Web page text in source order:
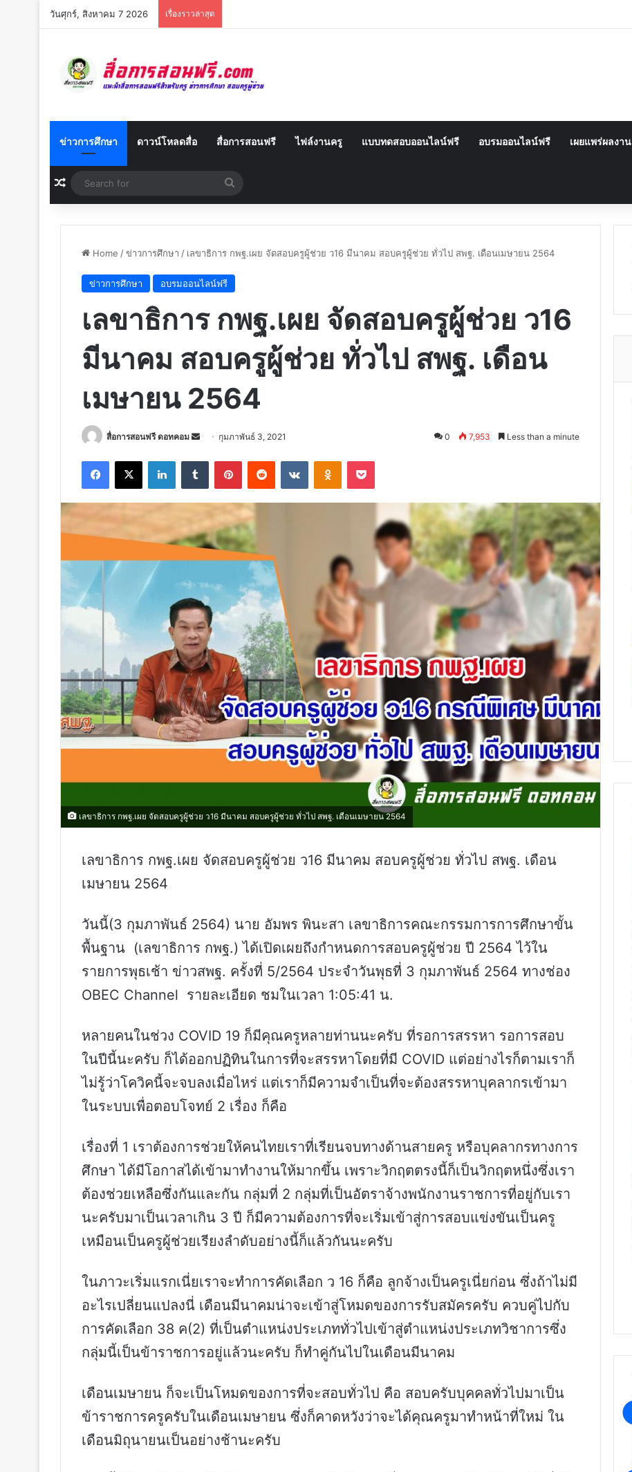
วันศุกร์, สิงหาคม 7 2026 เรื่องราวล่าสุด
ข่าวการศึกษา ดาวน์โหลดสื่อ สื่อการสอนฟรี ไฟล์งานครู แบบทดสอบออนไลน์ฟรี อบรมออนไลน์ฟรี เผยแพร่ผลงาน
Random Article
for
Home /ข่าวการศึกษา / เลขาธิการ กพฐ.เผย จัดสอบครูผู้ช่วย ว16 มีนาคม สอบครูผู้ช่วย ทั่วไป สพฐ. เดือนเมษายน 2564
ข่าวการศึกษา อบรมออนไลน์ฟรี
เลขาธิการ กพฐ.เผย จัดสอบครูผู้ช่วย ว16
มีนาคม สอบครูผู้ช่วย ทั่วไป สพฐ. เดือน
เมษายน 2564
สื่อการสอนฟรี ดอทคอม
Send กุมภาพันธ์ 3, 2021 0 7,953 Less than a minute
Facebook
X LinkedInTumblr PinterestReddit VKontakteOdnoklassniki
Pocket
เลขาธิการ กพฐ.เผย จัดสอบครูผู้ช่วย ว16 มีนาคม สอบครูผู้ช่วย ทั่วไป สพฐ. เดือนเมษายน 2564
เลขาธิการ กพฐ.เผย จัดสอบครูผู้ช่วย ว16 มีนาคม สอบครูผู้ช่วย ทั่วไป สพฐ. เดือน
เมษายน 2564
วันนี้(3 กุมภาพันธ์ 2564) นาย อัมพร พินะสา เลขาธิการคณะกรรมการการศึกษาขั้น
พื้นฐาน (เลขาธิการ กพฐ.) ได้เปิดเผยถึงกำหนดการสอบครูผู้ช่วย ปี 2564 ไว้ใน
รายการพุธเช้า ข่าวสพฐ. ครั้งที่ 5/2564 ประจำวันพุธที่ 3 กุมภาพันธ์ 2564 ทางช่อง
OBEC Channel รายละเอียด ชมในเวลา 1:05:41 น.
หลายคนในช่วง COVID 19 ก็มีคุณครูหลายท่านนะครับ ที่รอการสรรหา รอการสอบ
ในปีนี้นะครับ ก็ได้ออกปฏิทินในการที่จะสรรหาโดยที่มี COVID แต่อย่างไรก็ตามเราก็
ไม่รู้ว่าโควิคนี้จะจบลงเมื่อไหร่ แต่เราก็มีความจำเป็นที่จะต้องสรรหาบุคลากรเข้ามา
ในระบบเพื่อตอบโจทย์ 2 เรื่อง ก็คือ
เรื่องที่ 1 เราต้องการช่วยให้คนไทยเราที่เรียนจบทางด้านสายครู หรือบุคลากรทางการ
ศึกษา ได้มีโอกาสได้เข้ามาทำงานให้มากขึ้น เพราะวิกฤตตรงนี้ก็เป็นวิกฤตหนึ่งซึ่งเรา
ต้องช่วยเหลือซึ่งกันและกัน กลุ่มที่ 2 กลุ่มที่เป็นอัตราจ้างพนักงานราชการที่อยู่กับเรา
นะครับมาเป็นเวลาเกิน 3 ปี ก็มีความต้องการที่จะเริ่มเข้าสู่การสอบแข่งขันเป็นครู
เหมือนเป็นครูผู้ช่วยเรียงลำดับอย่างนี้ก็แล้วกันนะครับ
ในภาวะเริ่มแรกเนี่ยเราจะทำการคัดเลือก ว 16 ก็คือ ลูกจ้างเป็นครูเนี่ยก่อน ซึ่งถ้าไม่มี
อะไรเปลี่ยนแปลงนี่ เดือนมีนาคมน่าจะเข้าสู่โหมดของการรับสมัครครับ ควบคู่ไปกับ
การคัดเลือก 38 ค(2) ที่เป็นตำแหน่งประเภททั่วไปเข้าสู่ตำแหน่งประเภทวิชาการซึ่ง
กลุ่มนี้เป็นข้าราชการอยู่แล้วนะครับ ก็ทำคู่กันไปในเดือนมีนาคม
เดือนเมษายน ก็จะเป็นโหมดของการที่จะสอบทั่วไป คือ สอบครับบุคคลทั่วไปมาเป็น
ข้าราชการครูครับในเดือนเมษายน ซึ่งก็คาดหวังว่าจะได้คุณครูมาทำหน้าที่ใหม่ ใน
เดือนมิถุนายนเป็นอย่างช้านะครับ